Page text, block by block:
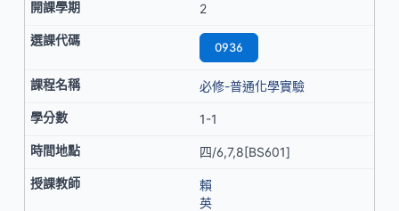
2
0936
必修-普通化學實驗
1-1
四/6,7,8[BS601]
賴
英